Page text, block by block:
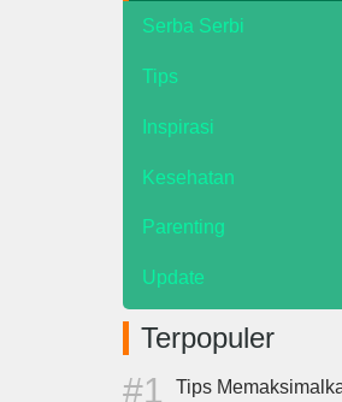
Serba Serbi
Tips
Inspirasi
Kesehatan
Parenting
Update
Terpopuler
Tips